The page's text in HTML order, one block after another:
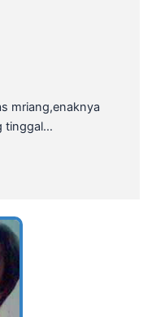
mriang,enaknya
tinggal…